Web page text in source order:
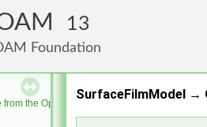
13
Foundation
the OpenFOAM Foundation
SurfaceFilmModel →